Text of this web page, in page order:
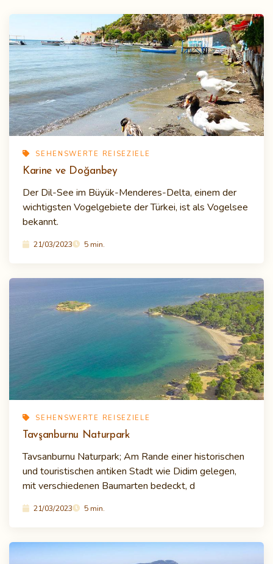
SEHENSWERTE REISEZIELE
Karine ve Doğanbey
Der Dil-See im Büyük-Menderes-Delta, einem der
wichtigsten Vogelgebiete der Türkei, ist als Vogelsee
bekannt.
21/03/2023 5 min.
SEHENSWERTE REISEZIELE
Tavşanburnu Naturpark
Tavsanburnu Naturpark; Am Rande einer historischen
und touristischen antiken Stadt wie Didim gelegen,
mit verschiedenen Baumarten bedeckt, d
21/03/2023 5 min.